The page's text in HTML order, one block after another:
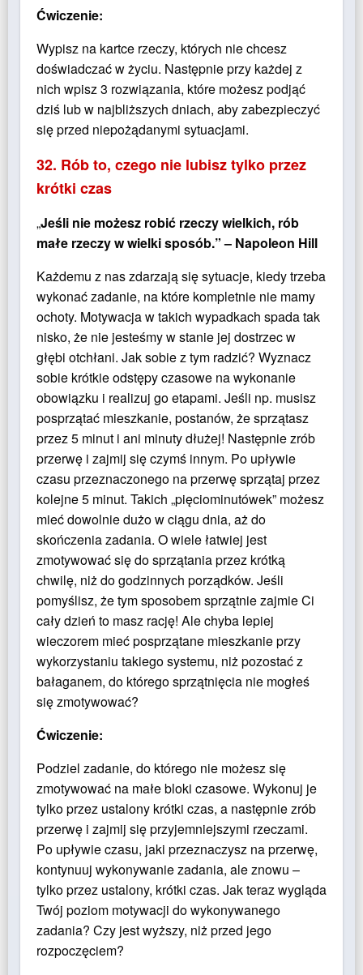
Ćwiczenie:
Wypisz na kartce rzeczy, których nie chcesz
doświadczać w życiu. Następnie przy każdej z
nich wpisz 3 rozwiązania, które możesz podjąć
dziś lub w najbliższych dniach, aby zabezpieczyć
się przed niepożądanymi sytuacjami.
32. Rób to, czego nie lubisz tylko przez
krótki czas
„Jeśli nie możesz robić rzeczy wielkich, rób
małe rzeczy w wielki sposób.” – Napoleon Hill
Każdemu z nas zdarzają się sytuacje, kiedy trzeba
wykonać zadanie, na które kompletnie nie mamy
ochoty. Motywacja w takich wypadkach spada tak
nisko, że nie jesteśmy w stanie jej dostrzec w
głębi otchłani. Jak sobie z tym radzić? Wyznacz
sobie krótkie odstępy czasowe na wykonanie
obowiązku i realizuj go etapami. Jeśli np. musisz
posprzątać mieszkanie, postanów, że sprzątasz
przez 5 minut i ani minuty dłużej! Następnie zrób
przerwę i zajmij się czymś innym. Po upływie
czasu przeznaczonego na przerwę sprzątaj przez
kolejne 5 minut. Takich „pięciominutówek” możesz
mieć dowolnie dużo w ciągu dnia, aż do
skończenia zadania. O wiele łatwiej jest
zmotywować się do sprzątania przez krótką
chwilę, niż do godzinnych porządków. Jeśli
pomyślisz, że tym sposobem sprzątnie zajmie Ci
cały dzień to masz rację! Ale chyba lepiej
wieczorem mieć posprzątane mieszkanie przy
wykorzystaniu takiego systemu, niż pozostać z
bałaganem, do którego sprzątnięcia nie mogłeś
się zmotywować?
Ćwiczenie:
Podziel zadanie, do którego nie możesz się
zmotywować na małe bloki czasowe. Wykonuj je
tylko przez ustalony krótki czas, a następnie zrób
przerwę i zajmij się przyjemniejszymi rzeczami.
Po upływie czasu, jaki przeznaczysz na przerwę,
kontynuuj wykonywanie zadania, ale znowu –
tylko przez ustalony, krótki czas. Jak teraz wygląda
Twój poziom motywacji do wykonywanego
zadania? Czy jest wyższy, niż przed jego
rozpoczęciem?